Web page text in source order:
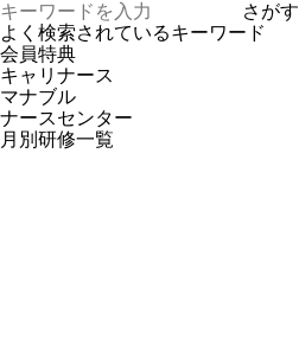
さがす
よく検索されているキーワード
会員特典
キャリナース
マナブル
ナースセンター
月別研修一覧